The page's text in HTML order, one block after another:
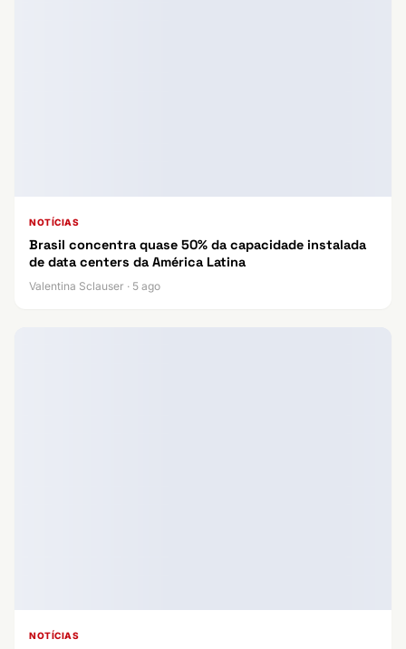
NOTÍCIAS
Brasil concentra quase 50% da capacidade instalada
de data centers da América Latina
Valentina Sclauser · 5 ago
NOTÍCIAS